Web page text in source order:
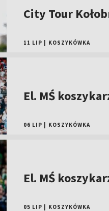
City Tour
11 LIP KOSZYKÓWKA
El. MŚ
06 LIP KOSZYKÓWKA
El. MŚ
05 LIP KOSZYKÓWKA